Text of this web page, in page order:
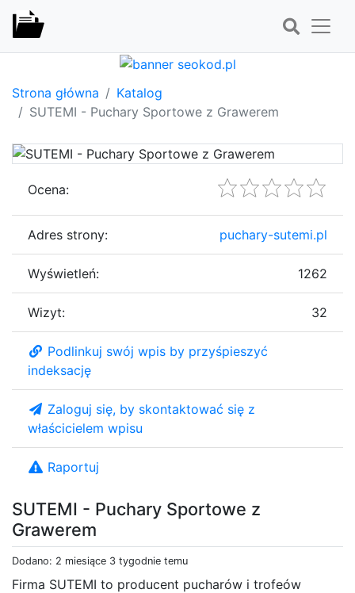
Strona główna
Katalog
SUTEMI - Puchary Sportowe z Grawerem
SUTEMI - Puchary Sportowe z
Grawerem
Dodano: 2 miesiące 3 tygodnie temu
Firma SUTEMI to producent pucharów i trofeów
Ocena:
Adres strony: puchary-sutemi.pl
Wyświetleń: 1262
Wizyt: 32
Podlinkuj swój wpis by przyśpieszyć
indeksację
Zaloguj się, by skontaktować się z
właścicielem wpisu
Raportuj